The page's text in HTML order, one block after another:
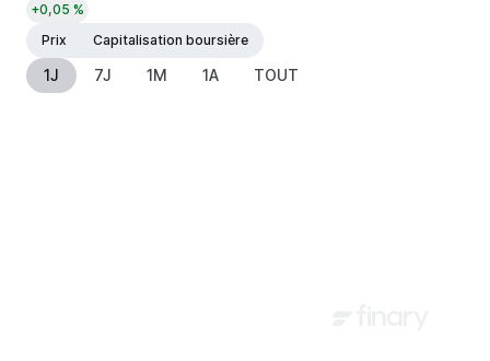
+0,05 %
Prix
Capitalisation boursière
1J 7J 1M 1A TOUT